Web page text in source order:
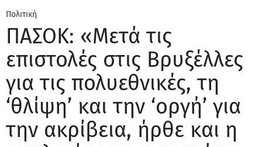
Πολιτική
ΠΑΣΟΚ: «Μετά τις
επιστολές στις Βρυξέλλες
για τις πολυεθνικές, τη
‘θλίψη’ και την ‘οργή’ για
την ακρίβεια, ήρθε και η